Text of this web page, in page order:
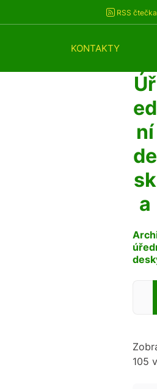
RSS čtečka
KONTAKTY
Úř
ed
ní
de
sk
a
105